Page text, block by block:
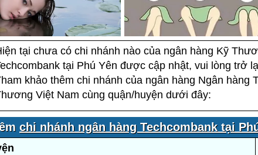
tại chưa có chi nhánh nào của ngân hàng Kỹ
tại Phú Yên được cập nhật, vui lòng trở
khảo thêm chi nhánh của ngân hàng Ngân hàng
Việt Nam cùng quận/huyện dưới đây:
chi nhánh ngân hàng Techcombank tại